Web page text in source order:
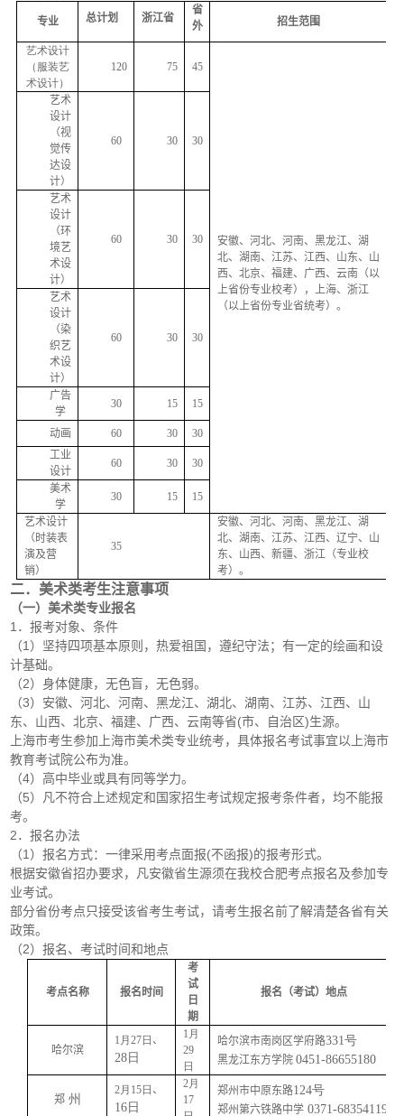
专业 总计划 浙江省
省
外
招生范围
艺术设计
（服装艺
术设计）
120 75 45
安徽、河北、河南、黑龙江、湖
北、湖南、江苏、江西、山东、山
西、北京、福建、广西、云南（以
上省份专业校考），上海、浙江
（以上省份专业省统考）。
艺术
设计
（视
觉传
达设
计）
60 30 30
艺术
设计
（环
境艺
术设
计）
60 30 30
艺术
设计
（染
织艺
术设
计）
60 30 30
广告
学
30 15 15
动画 60 30
30
工业
设计
60 30
30
美术
学
30 15
15
艺术设计
（时装表
演及营
销）
35
安徽、河北、河南、黑龙江、湖
北、湖南、江苏、江西、辽宁、山
东、山西、新疆、浙江（专业校
考）。
二．美术类考生注意事项
（一）美术类专业报名
1．报考对象、条件
（1）坚持四项基本原则，热爱祖国，遵纪守法；有一定的绘画和设
计基础。
（2）身体健康，无色盲，无色弱。
（3）安徽、河北、河南、黑龙江、湖北、湖南、江苏、江西、山
东、山西、北京、福建、广西、云南等省(市、自治区)生源。
上海市考生参加上海市美术类专业统考，具体报名考试事宜以上海市
教育考试院公布为准。
（4）高中毕业或具有同等学力。
（5）凡不符合上述规定和国家招生考试规定报考条件者，均不能报
考。
2．报名办法
（1）报名方式：一律采用考点面报(不函报)的报考形式。
根据安徽省招办要求，凡安徽省生源须在我校合肥考点报名及参加专
业考试。
部分省份考点只接受该省考生考试，请考生报名前了解清楚各省有关
政策。
（2）报名、考试时间和地点
考点名称 报名时间
考
试
日
期
报名（考试）地点
哈尔滨
1月27日 、
28日
1月
29
日
哈尔滨市南岗区学府路331号
黑龙江东方学院 0451-86655180
郑 州
2月15日 、
16日
2月
17
郑州市中原东路124号
郑州第六铁路中学 0371-68354119